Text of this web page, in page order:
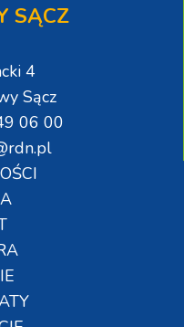
SĄCZ
4
Sącz
06 00